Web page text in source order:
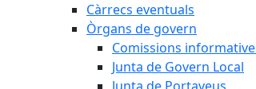
Càrrecs eventuals
Òrgans de govern
Comissions
Junta de Govern Local